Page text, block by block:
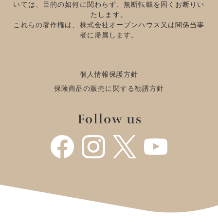
いては、目的の如何に関わらず、無断転載を固くお断りい
たします。
これらの著作権は、株式会社オープンハウス又は関係当事
者に帰属します。
個人情報保護方針
保険商品の販売に関する勧誘方針